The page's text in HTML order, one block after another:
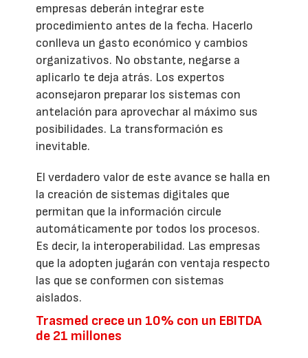
empresas deberán integrar este
procedimiento antes de la fecha. Hacerlo
conlleva un gasto económico y cambios
organizativos. No obstante, negarse a
aplicarlo te deja atrás. Los expertos
aconsejaron preparar los sistemas con
antelación para aprovechar al máximo sus
posibilidades. La transformación es
inevitable.
El verdadero valor de este avance se halla en
la creación de sistemas digitales que
permitan que la información circule
automáticamente por todos los procesos.
Es decir, la interoperabilidad. Las empresas
que la adopten jugarán con ventaja respecto
las que se conformen con sistemas
aislados.
Trasmed crece un 10% con un EBITDA
de 21 millones